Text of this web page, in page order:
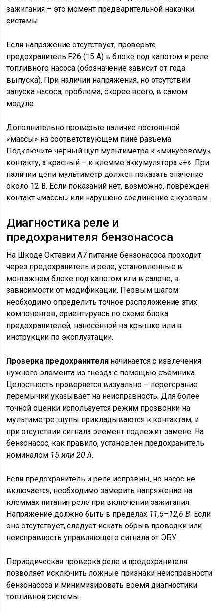
зажигания – это момент предварительной накачки
системы.
Если напряжение отсутствует, проверьте
предохранитель F26 (15 А) в блоке под капотом и реле
топливного насоса (обозначение зависит от года
выпуска). При наличии напряжения, но отсутствии
запуска насоса, проблема, скорее всего, в самом
модуле.
Дополнительно проверьте наличие постоянной
«массы» на соответствующем пине разъёма.
Подключите чёрный щуп мультиметра к «минусовому»
контакту, а красный – к клемме аккумулятора «+». При
наличии цепи мультиметр должен показать значение
около 12 В. Если показаний нет, возможно, повреждён
контакт «массы» или нарушено соединение с кузовом.
Диагностика реле и
предохранителя бензонасоса
На Шкоде Октавии А7 питание бензонасоса проходит
через предохранитель и реле, установленные в
монтажном блоке под капотом или в салоне, в
зависимости от модификации. Первым шагом
необходимо определить точное расположение этих
компонентов, ориентируясь по схеме блока
предохранителей, нанесённой на крышке или в
инструкции по эксплуатации.
Проверка предохранителя начинается с извлечения
нужного элемента из гнезда с помощью съёмника.
Целостность проверяется визуально – перегорание
перемычки указывает на неисправность. Для более
точной оценки используется режим прозвонки на
мультиметре: щупы прикладываются к контактам, и
при отсутствии сигнала элемент подлежит замене. На
бензонасос, как правило, установлен предохранитель
номиналом 15 или 20 А.
Если предохранитель и реле исправны, но насос не
включается, необходимо замерить напряжение на
клеммах питания реле при включении зажигания.
Напряжение должно быть в пределах 11,5–12,6 В. Если
оно отсутствует, следует искать обрыв проводки или
неисправность управляющего сигнала от ЭБУ.
Периодическая проверка реле и предохранителя
позволяет исключить ложные признаки неисправности
бензонасоса и минимизировать время диагностики
топливной системы.